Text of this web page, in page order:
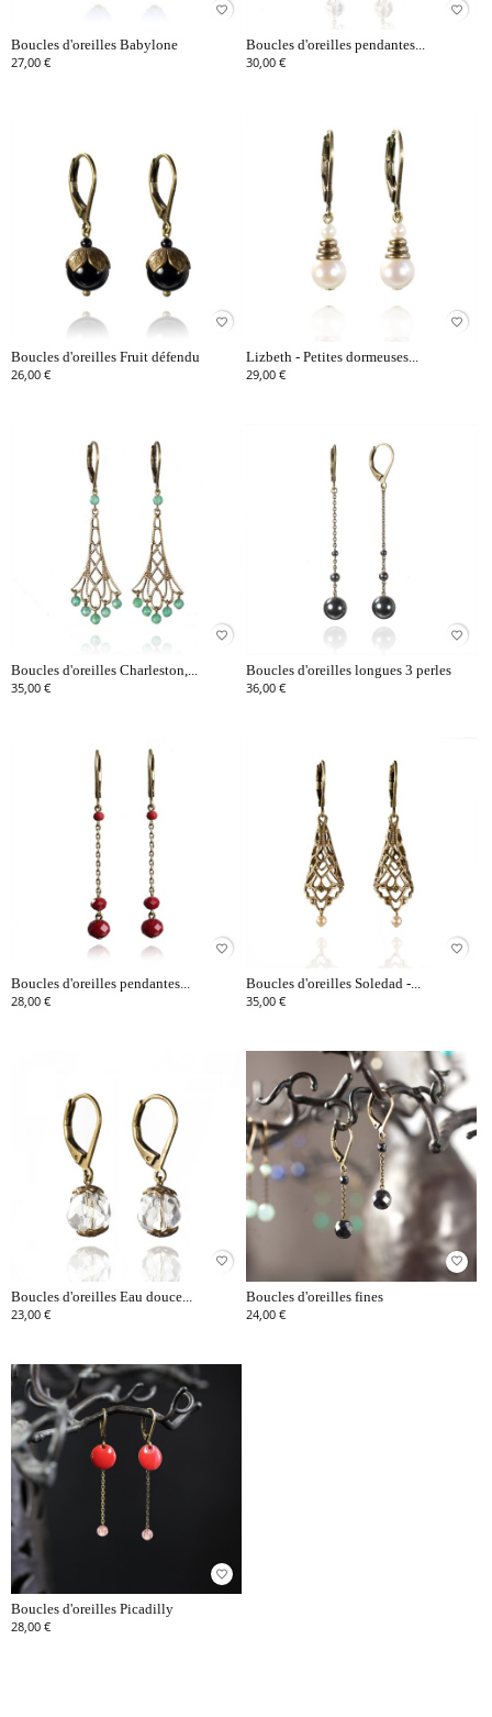
favorite_border
Boucles d'oreilles Babylone
27,00 €
favorite_border
Boucles d'oreilles pendantes...
30,00 €
favorite_border
Boucles d'oreilles Fruit défendu
26,00 €
favorite_border
Lizbeth - Petites dormeuses...
29,00 €
favorite_border
Boucles d'oreilles Charleston,...
35,00 €
favorite_border
Boucles d'oreilles longues 3 perles
36,00 €
favorite_border
Boucles d'oreilles pendantes...
28,00 €
favorite_border
Boucles d'oreilles Soledad -...
35,00 €
favorite_border
Boucles d'oreilles Eau douce...
23,00 €
favorite_border
Boucles d'oreilles fines
24,00 €
favorite_border
Boucles d'oreilles Picadilly
28,00 €